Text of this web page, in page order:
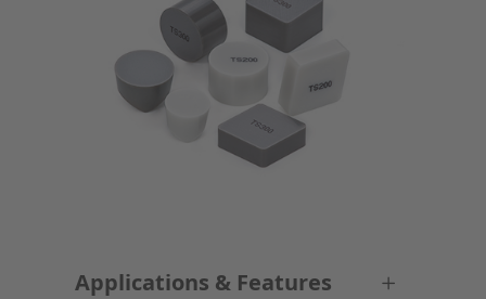
Applications & Features